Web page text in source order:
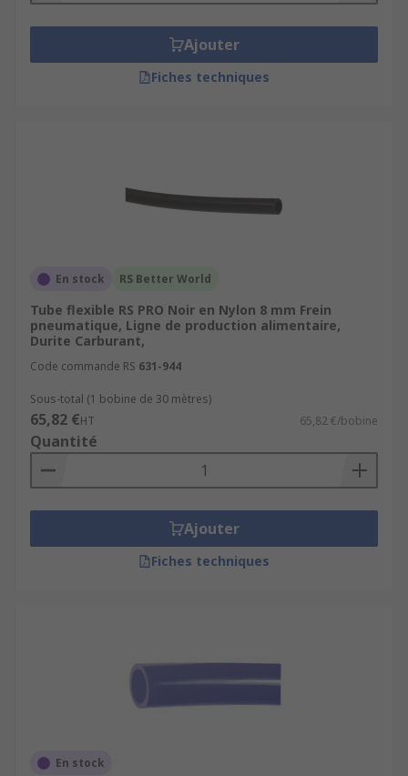
Ajouter
Fiches techniques
En stock RS Better World
Tube flexible RS PRO Noir en Nylon 8 mm Frein
pneumatique, Ligne de production alimentaire,
Durite Carburant,
Code commande RS 631-944
Sous-total (1 bobine de 30 mètres)
65,82 €HT 65,82 €/bobine
Quantité
Ajouter
Fiches techniques
En stock